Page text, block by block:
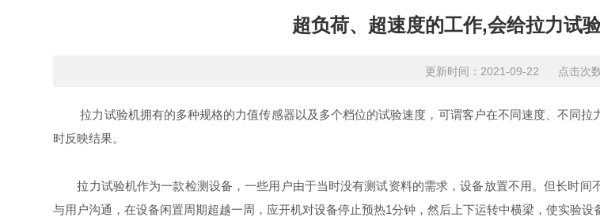
超负荷、超速度的工作,会给拉力试
更新时间：2021-09-22 点击次
拉力试验机拥有的多种规格的力值传感器以及多个档位的试验速度，可谓客户在不同速度、不同拉
时反映结果。
拉力试验机作为一款检测设备，一些用户由于当时没有测试资料的需求，设备放置不用。但长时间
与用户沟通，在设备闲置周期超越一周，应开机对设备停止预热1分钟，然后上下运转中横梁，使实验设